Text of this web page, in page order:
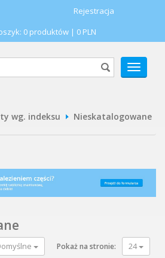
Rejestracja
0 produktów | 0 PLN
POKAŻ
MENU
wg. indeksu Nieskatalogowane
Pokaż na stronie: 24